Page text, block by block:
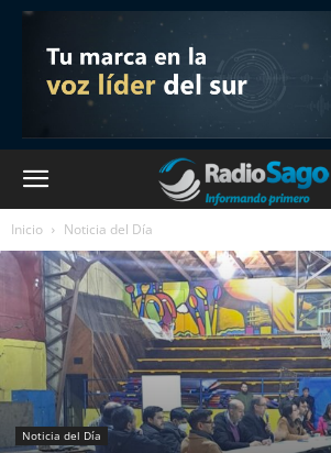
Inicio Noticia del Día
Noticia del Día